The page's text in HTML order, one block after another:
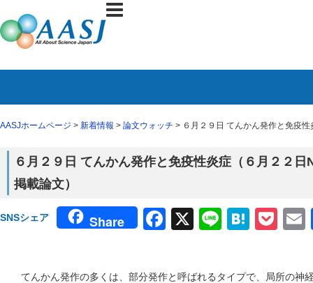
AASJホームページ > 新着情報 > 論文ウォッチ > ６月２９日 てんかん発作と免疫
６月２９日 てんかん発作と免疫性炎症（６月２２
掲載論文）
SNSシェア Share Facebook
X Line
てんかん発作の多くは、部分発作と呼ばれるタイプで、局所の神